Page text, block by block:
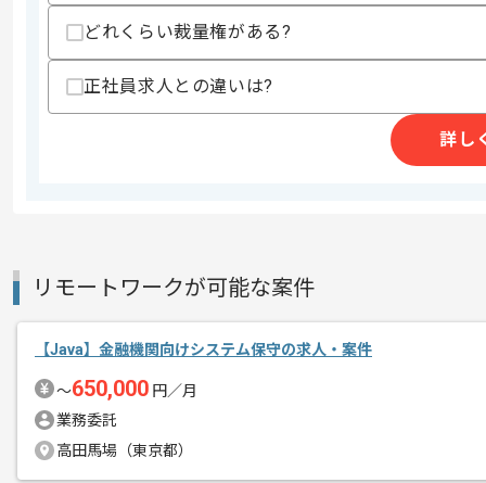
支払いサイト
15日
2021/05/01
エージェントからのコ
メント
どれくらい裁量権がある?
正社員求人との違いは?
詳し
リモートワークが可能な案件
【Java】金融機関向けシステム保守の求人・案件
〜650,000 円／月
業務委託
高田馬場（東京都）